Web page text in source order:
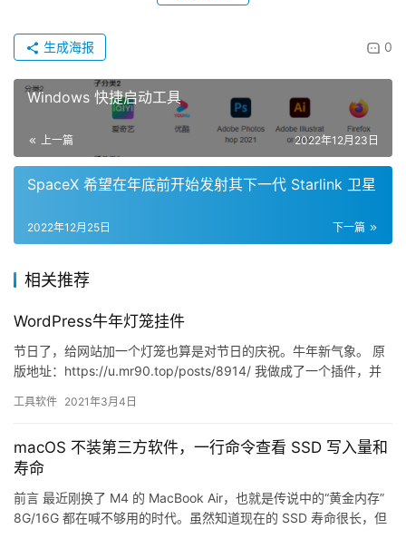
0
生成海报
Windows 快捷启动工具
上一篇 2022年12月23日
SpaceX 希望在年底前开始发射其下一代 Starlink 卫星
下一篇
2022年12月25日
相关推荐
WordPress牛年灯笼挂件
节日了，给网站加一个灯笼也算是对节日的庆祝。牛年新气象。 原
版地址：https://u.mr90.top/posts/8914/ 我做成了一个插件，并
工具软件 2021年3月4日
macOS 不装第三方软件，一行命令查看 SSD 写入量和
寿命
前言 最近刚换了 M4 的 MacBook Air，也就是传说中的“黄金内存”
8G/16G 都在喊不够用的时代。虽然知道现在的 SSD 寿命很长，但